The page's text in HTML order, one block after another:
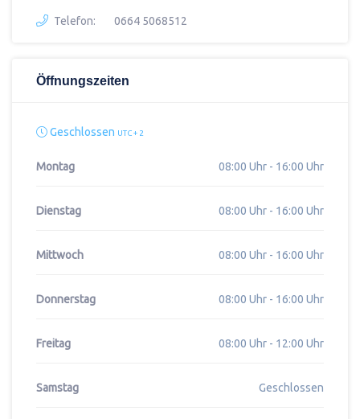
Telefon: 0664 5068512
Öffnungszeiten
Geschlossen UTC + 2
Montag 08:00 Uhr - 16:00 Uhr
Dienstag 08:00 Uhr - 16:00 Uhr
Mittwoch 08:00 Uhr - 16:00 Uhr
Donnerstag 08:00 Uhr - 16:00 Uhr
Freitag 08:00 Uhr - 12:00 Uhr
Samstag Geschlossen